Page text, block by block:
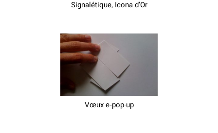
Signalétique, Icona d’Or
Vœux e‑pop-up